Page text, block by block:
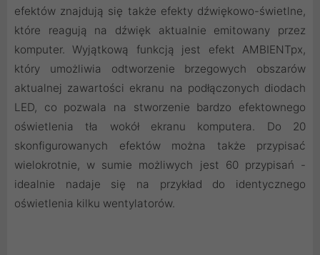
efektów znajdują się także efekty dźwiękowo-świetlne,
które reagują na dźwięk aktualnie emitowany przez
komputer. Wyjątkową funkcją jest efekt AMBIENTpx,
który umożliwia odtworzenie brzegowych obszarów
aktualnej zawartości ekranu na podłączonych diodach
LED, co pozwala na stworzenie bardzo efektownego
oświetlenia tła wokół ekranu komputera. Do 20
skonfigurowanych efektów można także przypisać
wielokrotnie, w sumie możliwych jest 60 przypisań -
idealnie nadaje się na przykład do identycznego
oświetlenia kilku wentylatorów.